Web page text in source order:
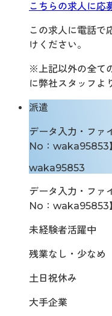
こちらの求人に応
この求人に電話で
けください。
※上記以外の全て
に弊社スタッフよ
派遣
データ入力・ファ
No：waka95853
waka95853
データ入力・ファ
No：waka95853
未経験者活躍中
残業なし・少なめ
土日祝休み
大手企業